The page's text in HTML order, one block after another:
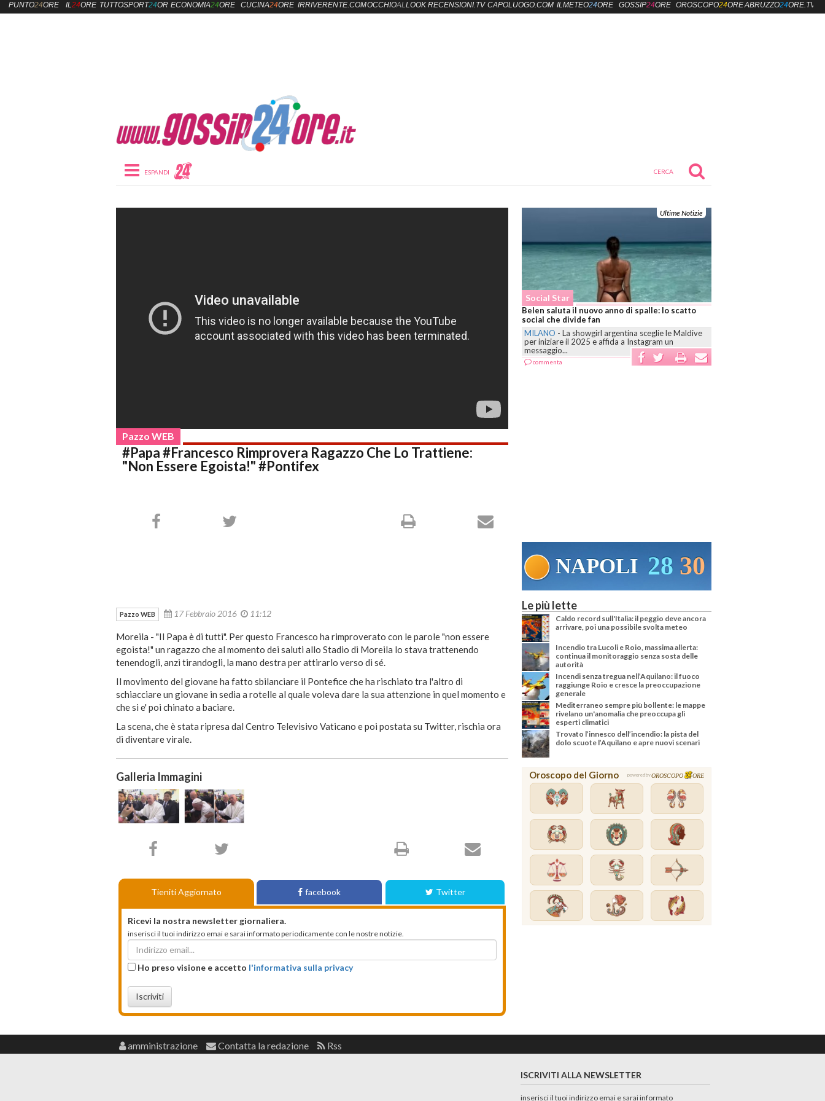
Toggle navigation
Pazzo WEB
#Papa #Francesco Rimprovera Ragazzo Che Lo Trattiene:
"Non Essere Egoista!" #Pontifex
Ultime Notizie
Social Star
Belen saluta il nuovo anno di spalle: lo scatto
social che divide fan
MILANO - La showgirl argentina sceglie le Maldive
per iniziare il 2025 e affida a Instagram un
messaggio...
commenta
NAPOLI 28 30
Pazzo WEB 17 Febbraio 2016 11:12
Moreila - "Il Papa è di tutti". Per questo Francesco ha rimproverato con le parole "non essere
egoista!" un ragazzo che al momento dei saluti allo Stadio di Moreila lo stava trattenendo
tenendogli, anzi tirandogli, la mano destra per attirarlo verso di sé.
Il movimento del giovane ha fatto sbilanciare il Pontefice che ha rischiato tra l'altro di
schiacciare un giovane in sedia a rotelle al quale voleva dare la sua attenzione in quel momento e
che si e' poi chinato a baciare.
La scena, che è stata ripresa dal Centro Televisivo Vaticano e poi postata su Twitter, rischia ora
di diventare virale.
Galleria Immagini
Tieniti Aggiornato facebook Twitter
Ricevi la nostra newsletter giornaliera.
inserisci il tuoi indirizzo emai e sarai informato periodicamente con le nostre notizie.
Ho preso visione e accetto l'informativa sulla privacy
Iscriviti
Le più lette
Caldo record sull'Italia: il peggio deve ancora
arrivare, poi una possibile svolta meteo
Incendio tra Lucoli e Roio, massima allerta:
continua il monitoraggio senza sosta delle
autorità
Incendi senza tregua nell’Aquilano: il fuoco
raggiunge Roio e cresce la preoccupazione
generale
Mediterraneo sempre più bollente: le mappe
rivelano un'anomalia che preoccupa gli
esperti climatici
Trovato l’innesco dell’incendio: la pista del
dolo scuote l’Aquilano e apre nuovi scenari
Oroscopo del Giorno powered byOROSCOPO ORE
PUNTO24ORE IL24ORE TUTTOSPORT24OREECONOMIA24ORE CUCINA24ORE IRRIVERENTE.COMOCCHIOALLOOK RECENSIONI.TV CAPOLUOGO.COM ILMETEO24ORE GOSSIP24ORE OROSCOPO24OREABRUZZO24ORE.TV
amministrazione Contatta la redazione Rss
ISCRIVITI ALLA NEWSLETTER
inserisci il tuoi indirizzo emai e sarai informato